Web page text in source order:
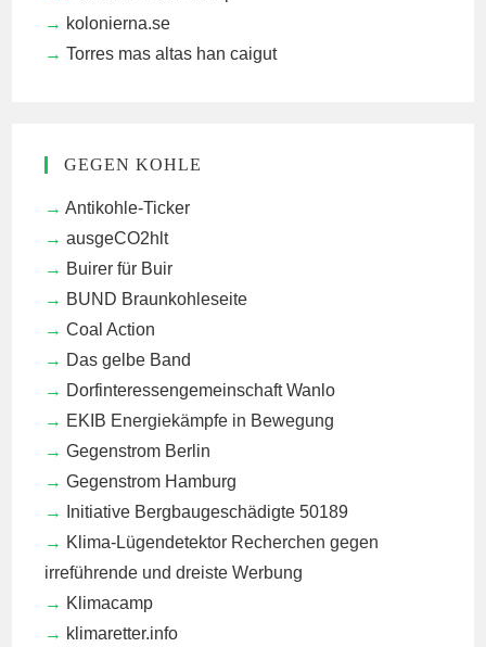
kolonierna.se
Torres mas altas han caigut
GEGEN KOHLE
Antikohle-Ticker
ausgeCO2hlt
Buirer für Buir
BUND Braunkohleseite
Coal Action
Das gelbe Band
Dorfinteressengemeinschaft Wanlo
EKIB Energiekämpfe in Bewegung
Gegenstrom Berlin
Gegenstrom Hamburg
Initiative Bergbaugeschädigte 50189
Klima-Lügendetektor Recherchen gegen
irreführende und dreiste Werbung
Klimacamp
klimaretter.info